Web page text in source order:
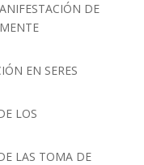
DE
EN SERES
LOS
LAS TOMA DE